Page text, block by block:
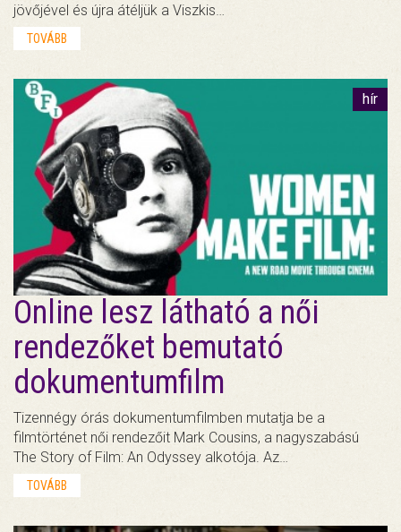
jövőjével és újra átéljük a Viszkis…
TOVÁBB
hír
Online lesz látható a női
rendezőket bemutató
dokumentumfilm
Tizennégy órás dokumentumfilmben mutatja be a
filmtörténet női rendezőit Mark Cousins, a nagyszabású
The Story of Film: An Odyssey alkotója. Az…
TOVÁBB